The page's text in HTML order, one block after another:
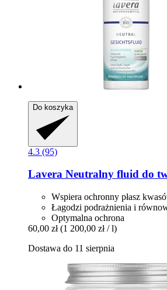
Do koszyka
4.3 (95)
Lavera Neutralny fluid do
Wspiera ochronny płasz
Łagodzi podrażnienia i
Optymalna ochrona
60,00 zł (1 200,00 zł / l)
Dostawa do 11 sierpnia